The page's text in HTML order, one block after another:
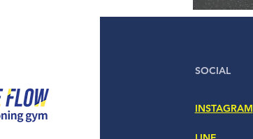
SOCIAL
INSTAGRAM